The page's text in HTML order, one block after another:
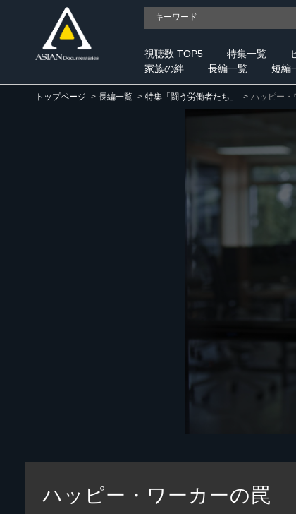
視聴数 TOP5 特集一覧
家族の絆
長編一覧 短編
トップページ 長編一覧 特集「闘う労働者たち」 ハッピー・
ハッピー・ワーカーの罠